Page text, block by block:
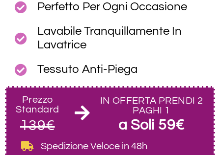
Perfetto Per Ogni Occasione
Lavabile Tranquillamente In
Lavatrice
Tessuto Anti-Piega
Prezzo
Standard
139€
IN OFFERTA PRENDI 2
PAGHI 1
a Soli 59€
Spedizione Veloce in 48h